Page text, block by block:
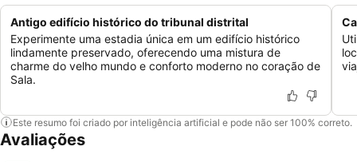
Antigo edifício histórico do tribunal distrital
Experimente uma estadia única em um edifício histórico
lindamente preservado, oferecendo uma mistura de
charme do velho mundo e conforto moderno no coração de
Sala.
Este resumo foi criado por inteligência artificial e pode não ser 100% correto.
Avaliações